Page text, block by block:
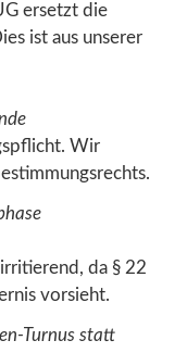
ersetzt die
ist aus unserer
Wir
da § 22
vorsieht.
Turnus statt